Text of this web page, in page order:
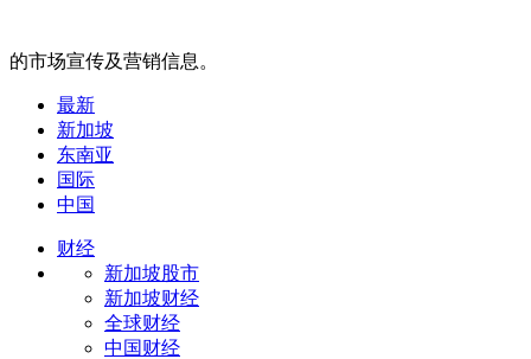
的市场宣传及营销信息。
最新
新加坡
东南亚
国际
中国
财经
新加坡股市
新加坡财经
全球财经
中国财经